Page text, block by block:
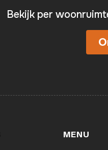
Bekijk per
MENU